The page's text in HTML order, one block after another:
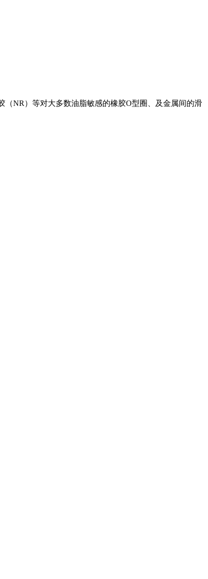
（NR）等对大多数油脂敏感的橡胶O型圈、及金属间的滑